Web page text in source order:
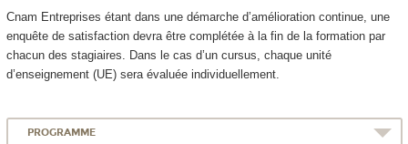
Cnam Entreprises étant dans une démarche d’amélioration continue, une
enquête de satisfaction devra être complétée à la fin de la formation par
chacun des stagiaires. Dans le cas d’un cursus, chaque unité
d’enseignement (UE) sera évaluée individuellement.
PROGRAMME